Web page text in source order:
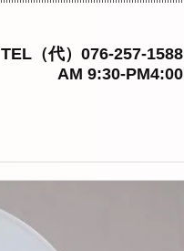
TEL（代）076-257-1588
AM 9:30-PM4:00